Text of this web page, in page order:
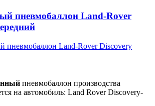
пневмобаллон Land-Rover
пневмобаллон производства
на автомобиль: Land Rover Discovery-